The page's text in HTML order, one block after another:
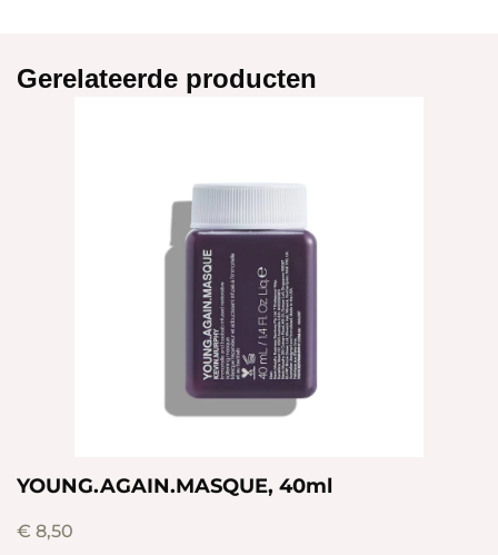
Gerelateerde producten
YOUNG.AGAIN.MASQUE, 40ml
€ 8,50